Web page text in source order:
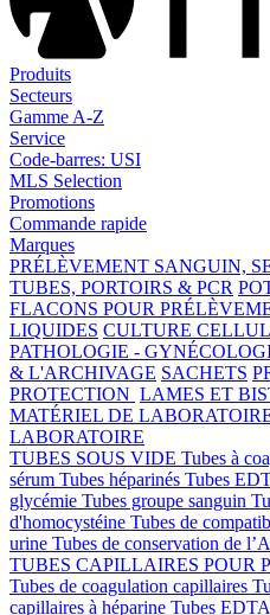
Produits
Secteurs
Gamme A-Z
Service
Code-barres: USI
MLS Selection
Promotions
Commande rapide
Marques
PRÉLÈVEMENT SANGUIN,
TUBES, PORTOIRS & PCR
FLACONS POUR
LIQUIDES CULTURE
PATHOLOGIE -
& L'ARCHIVAGE SACHETS
PROTECTION LAMES ET
MATÉRIEL DE
LABORATOIRE
TUBES SOUS VIDE Tubes à
sérum Tubes héparinés Tubes
glycémie Tubes groupe sanguin
d'homocystéine Tubes de
urine Tubes de conservation de
TUBES CAPILLAIRES POUR
Tubes de coagulation capillaires
capillaires à héparine Tubes